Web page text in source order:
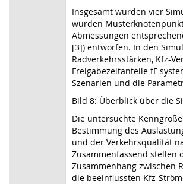
Insgesamt wurden vier
wurden
Abmessungen
[3]) entworfen. In den
Radverkehrsstärken, Kfz-
Freigabezeitanteile fF
Szenarien und die
Bild 8: Überblick über die
Die untersuchte
Bestimmung des
und der Verkehrsqualität
Zusammenfassend stellen
Zusammenhang zwischen
die beeinflussten Kfz-